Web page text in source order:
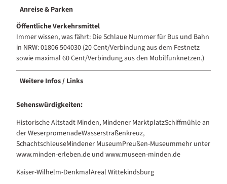
Anreise & Parken
Öffentliche Verkehrsmittel
Immer wissen, was fährt: Die Schlaue Nummer für Bus und Bahn
in NRW: 01806 504030 (20 Cent/Verbindung aus dem Festnetz
sowie maximal 60 Cent/Verbindung aus den Mobilfunknetzen.)
Weitere Infos / Links
Sehenswürdigkeiten:
Historische Altstadt Minden, Mindener MarktplatzSchiffmühle an
der WeserpromenadeWasserstraßenkreuz,
SchachtschleuseMindener MuseumPreußen-Museummehr unter
www.minden-erleben.de und www.museen-minden.de
Kaiser-Wilhelm-DenkmalAreal Wittekindsburg